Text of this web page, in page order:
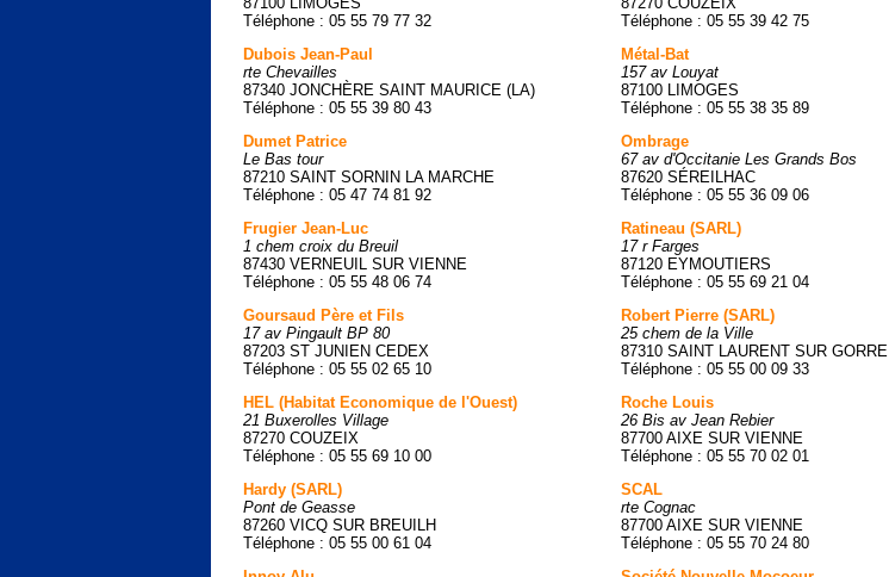
Téléphone : 05 55 79 77 32
Dubois Jean-Paul
rte Chevailles
87340 JONCHÈRE SAINT MAURICE (LA)
Téléphone : 05 55 39 80 43
Dumet Patrice
Le Bas tour
87210 SAINT SORNIN LA MARCHE
Téléphone : 05 47 74 81 92
Frugier Jean-Luc
1 chem croix du Breuil
87430 VERNEUIL SUR VIENNE
Téléphone : 05 55 48 06 74
Goursaud Père et Fils
17 av Pingault BP 80
87203 ST JUNIEN CEDEX
Téléphone : 05 55 02 65 10
HEL (Habitat Economique de l'Ouest)
21 Buxerolles Village
87270 COUZEIX
Téléphone : 05 55 69 10 00
Hardy (SARL)
Pont de Geasse
87260 VICQ SUR BREUILH
Téléphone : 05 55 00 61 04
Téléphone : 05 55 39 42 75
Métal-Bat
157 av Louyat
87100 LIMOGES
Téléphone : 05 55 38 35 89
Ombrage
67 av d'Occitanie Les Grands Bos
87620 SÉREILHAC
Téléphone : 05 55 36 09 06
Ratineau (SARL)
17 r Farges
87120 EYMOUTIERS
Téléphone : 05 55 69 21 04
Robert Pierre (SARL)
25 chem de la Ville
87310 SAINT LAURENT SUR GORRE
Téléphone : 05 55 00 09 33
Roche Louis
26 Bis av Jean Rebier
87700 AIXE SUR VIENNE
Téléphone : 05 55 70 02 01
SCAL
rte Cognac
87700 AIXE SUR VIENNE
Téléphone : 05 55 70 24 80